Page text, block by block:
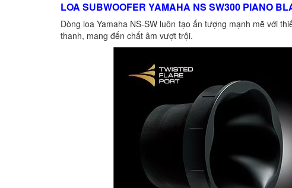
LOA SUBWOOFER YAMAHA NS SW300 PIANO
Dòng loa Yamaha NS-SW luôn tạo ấn tượng mạnh mẽ với
thanh, mang đến chất âm vượt trội.